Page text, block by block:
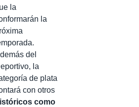
la
la
del
la
de plata
con otros
como